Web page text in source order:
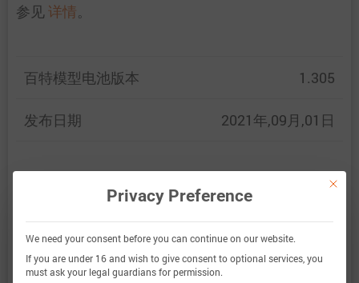
参见 详情。
百特模型电池版本 1.305
发布日期 2021年,09月,01日
百特模型通过比较以下范围内的电池仿真和测量数
据，展示了百特模型电池的准确性和有效性。验证
非常广泛，实验特性覆盖了电池的整个操作区域：
在低温和高温下，直到最大电流，并且在整个电量
This
Privacy Preference
We need your consent before you can continue on our website.
If you are under 16 and wish to give consent to optional services, you
must ask your legal guardians for permission.